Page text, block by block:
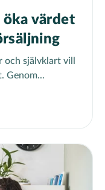
öka värdet
självklart vill
Genom...